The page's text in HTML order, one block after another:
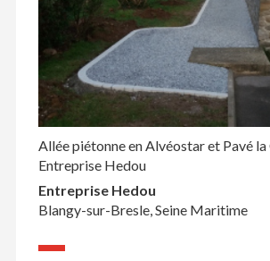
Allée piétonne en Alvéostar et Pavé
Entreprise Hedou
Entreprise Hedou
Blangy-sur-Bresle, Seine Maritime